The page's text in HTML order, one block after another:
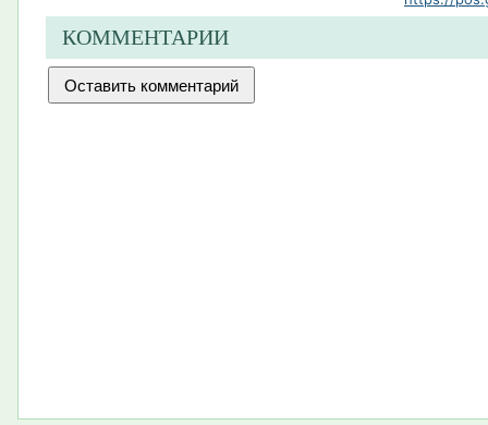
КОММЕНТАРИИ